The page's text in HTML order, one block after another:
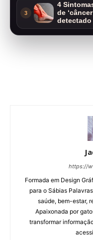
3
4
de
detectado
https://
Formada em Design
para o Sábias
saúde, bem-estar,
Apaixonada por
transformar